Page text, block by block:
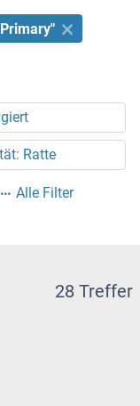
Ratte
Alle Filter
28 Treffer